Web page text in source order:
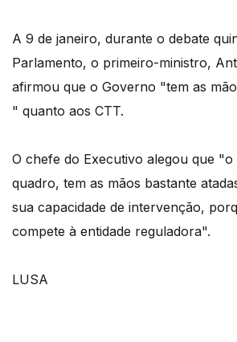
A 9 de janeiro, durante o debate
Parlamento, o primeiro-ministro,
afirmou que o Governo "tem as
" quanto aos CTT.
O chefe do Executivo alegou que
quadro, tem as mãos bastante
sua capacidade de intervenção,
compete à entidade reguladora".
LUSA